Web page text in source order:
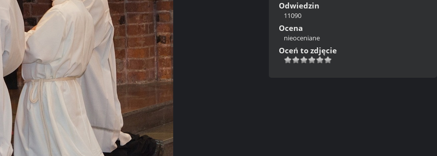
Odwiedzin
11090
Ocena
nieoceniane
Oceń to zdjęcie